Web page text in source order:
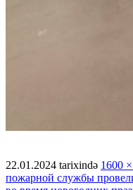
22.01.2024 tarixində 1600
пожарной службы